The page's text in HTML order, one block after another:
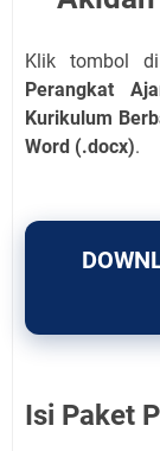
Klik tombol
Perangkat
Kurikulum
Word (.docx).
Isi Paket